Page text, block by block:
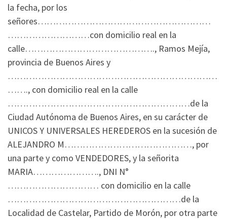
la fecha, por los
señores…………………………………………………
………………………con domicilio real en la
calle……………………………………., Ramos Mejía,
provincia de Buenos Aires y
……………………………………………………………
……., con domicilio real en la calle
……………………………………………………de la
Ciudad Autónoma de Buenos Aires, en su carácter de
UNICOS Y UNIVERSALES HEREDEROS en la sucesión de
ALEJANDRO M……………………………………, por
una parte y como VENDEDORES, y la señorita
MARIA…………………., DNI N°
………………………… con domicilio en la calle
…………………………………………………de la
Localidad de Castelar, Partido de Morón, por otra parte